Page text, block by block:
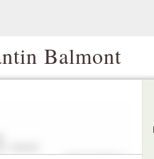
Balmont